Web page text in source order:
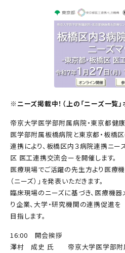
※ニーズ掲載中！（上の「ニーズ一覧」
帝京大学医学部附属病院・東京都健
医学部附属板橋病院と東京都・板橋
連携により、板橋区内３病院連携ニー
区 医工連携交流会ー を開催します。
医療現場でご活躍の先生方より医療
（ニーズ）」を発表いただきます。
臨床現場のニーズに基づき、医療機器
り企業、大学・研究機関の連携促進を
目指します。
16:00 開会挨拶
澤村 成史 氏 帝京大学医学部附